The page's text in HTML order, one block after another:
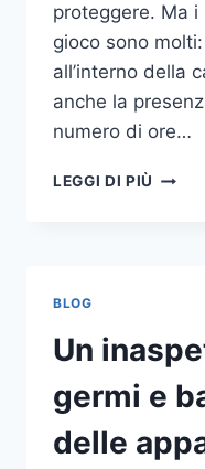
proteggere. Ma
gioco sono
all’interno della
anche la
numero di ore…
LEGGI DI PIÙ COME
BLOG
Un
germi e
delle